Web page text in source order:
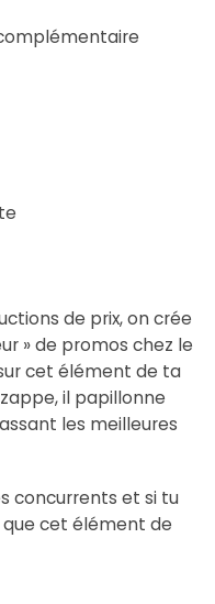
de prix, on crée
» de promos chez le
cet élément de ta
il papillonne
les meilleures
concurrents et si tu
que cet élément de